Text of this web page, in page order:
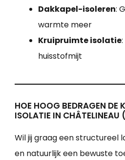
Dakkapel-isoleren:
warmte meer
Kruipruimte isolatie
huisstofmijt
HOE HOOG BEDRAGEN DE
ISOLATIE IN
Wil jij graag een structureel
en natuurlijk een bewuste